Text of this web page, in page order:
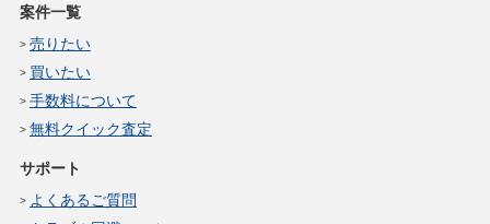
案件一覧
売りたい
買いたい
手数料について
無料クイック査定
サポート
よくあるご質問